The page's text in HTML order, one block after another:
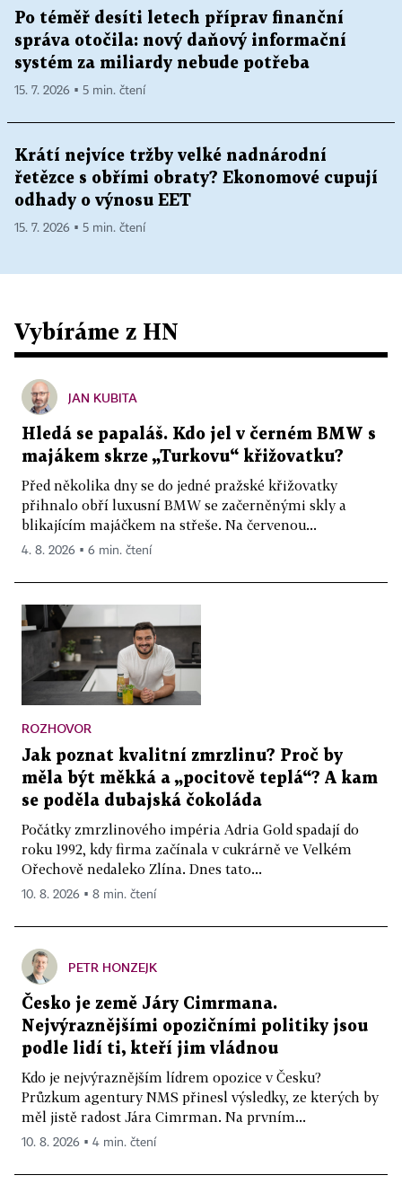
Po téměř desíti letech příprav finanční
správa otočila: nový daňový informační
systém za miliardy nebude potřeba
15. 7. 2026 ▪ 5 min. čtení
Krátí nejvíce tržby velké nadnárodní
řetězce s obřími obraty? Ekonomové cupují
odhady o výnosu EET
15. 7. 2026 ▪ 5 min. čtení
Vybíráme z HN
JAN KUBITA
Hledá se papaláš. Kdo jel v černém BMW s
majákem skrze „Turkovu“ křižovatku?
Před několika dny se do jedné pražské křižovatky
přihnalo obří luxusní BMW se začerněnými skly a
blikajícím majáčkem na střeše. Na červenou...
4. 8. 2026 ▪ 6 min. čtení
ROZHOVOR
Jak poznat kvalitní zmrzlinu? Proč by
měla být měkká a „pocitově teplá“? A kam
se poděla dubajská čokoláda
Počátky zmrzlinového impéria Adria Gold spadají do
roku 1992, kdy firma začínala v cukrárně ve Velkém
Ořechově nedaleko Zlína. Dnes tato...
10. 8. 2026 ▪ 8 min. čtení
PETR HONZEJK
Česko je země Járy Cimrmana.
Nejvýraznějšími opozičními politiky jsou
podle lidí ti, kteří jim vládnou
Kdo je nejvýraznějším lídrem opozice v Česku?
Průzkum agentury NMS přinesl výsledky, ze kterých by
měl jistě radost Jára Cimrman. Na prvním...
10. 8. 2026 ▪ 4 min. čtení